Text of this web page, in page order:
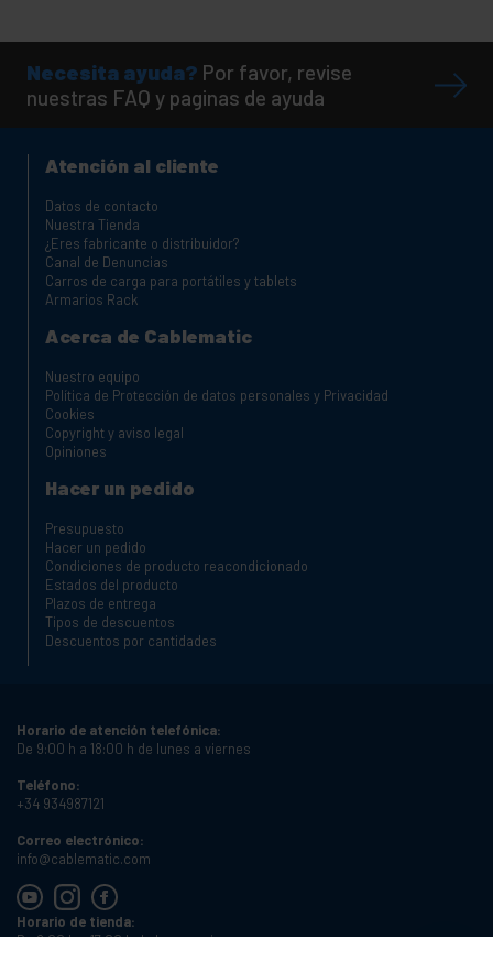
Necesita ayuda? Por favor, revise
nuestras FAQ y paginas de ayuda
Atención al cliente
Datos de contacto
Nuestra Tienda
¿Eres fabricante o distribuidor?
Canal de Denuncias
Carros de carga para portátiles y tablets
Armarios Rack
Acerca de Cablematic
Nuestro equipo
Política de Protección de datos personales y Privacidad
Cookies
Copyright y aviso legal
Opiniones
Hacer un pedido
Presupuesto
Hacer un pedido
Condiciones de producto reacondicionado
Estados del producto
Plazos de entrega
Tipos de descuentos
Descuentos por cantidades
Horario de atención telefónica:
De 9:00 h a 18:00 h de lunes a viernes
Teléfono:
+34 934987121
Correo electrónico:
info@cablematic.com
Horario de tienda:
De 8:00 h a 17:00 h de lunes a viernes